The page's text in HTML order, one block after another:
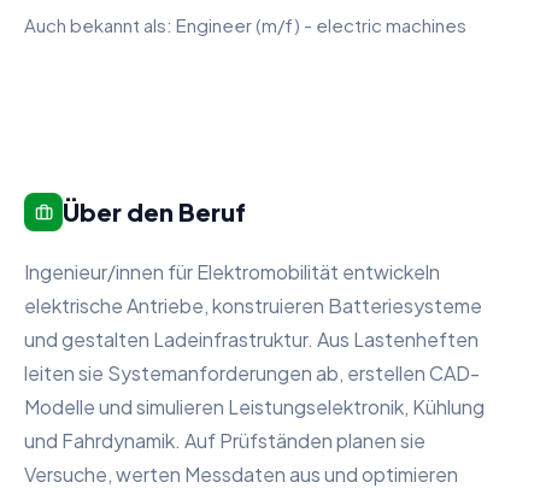
Auch bekannt als: Engineer (m/f) - electric machines
Über den Beruf
Ingenieur/innen für Elektromobilität entwickeln
elektrische Antriebe, konstruieren Batteriesysteme
und gestalten Ladeinfrastruktur. Aus Lastenheften
leiten sie Systemanforderungen ab, erstellen CAD-
Modelle und simulieren Leistungselektronik, Kühlung
und Fahrdynamik. Auf Prüfständen planen sie
Versuche, werten Messdaten aus und optimieren